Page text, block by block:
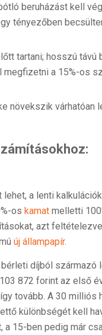
beruházást kell
tényezőben
tartani; hosszú
megfizetni a 15%-os
növekszik
a lenti
oskamat melletti
azt
új állampapír.
díjból
872 forint az első
tovább. A 30
különbségét kell
a 15-ben pedig már